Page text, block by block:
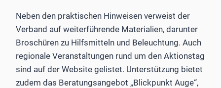
Neben den praktischen Hinweisen verweist der
Verband auf weiterführende Materialien, darunter
Broschüren zu Hilfsmitteln und Beleuchtung. Auch
regionale Veranstaltungen rund um den Aktionstag
sind auf der Website gelistet. Unterstützung bietet
zudem das Beratungsangebot „Blickpunkt Auge“,